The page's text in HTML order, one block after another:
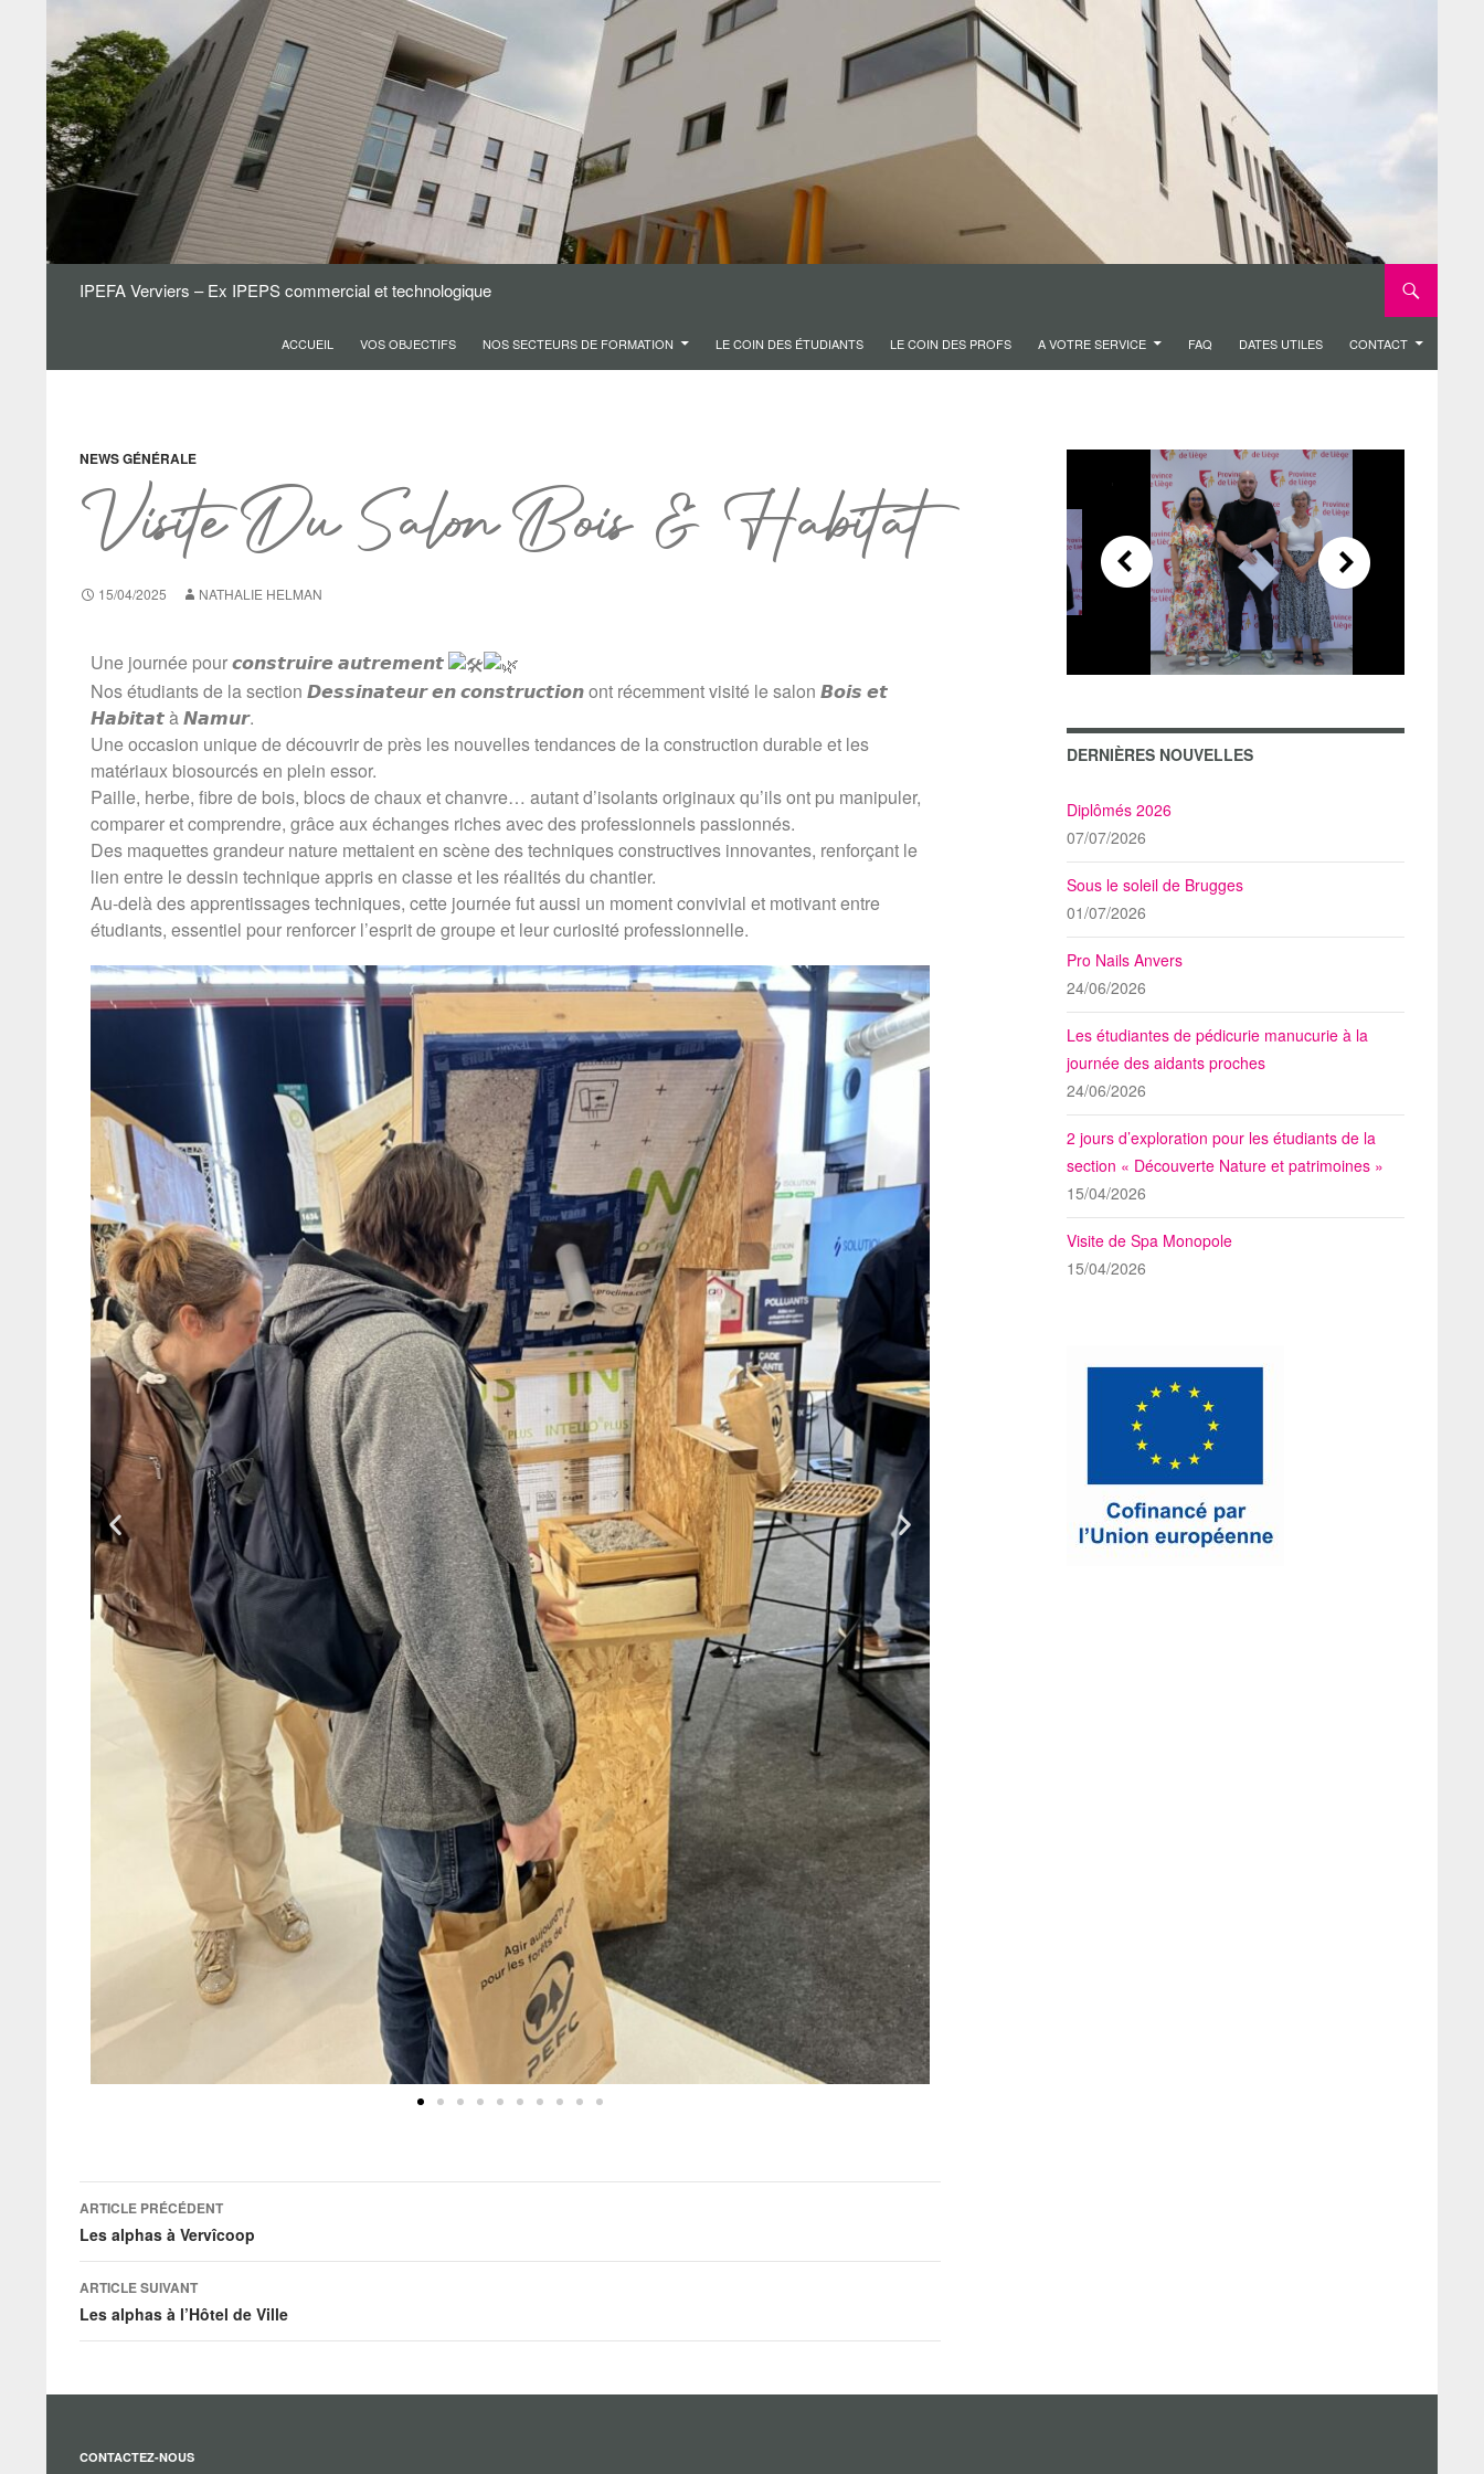
IPEFA Verviers – Ex IPEPS commercial et technologique
ACCUEIL VOS OBJECTIFS NOS SECTEURS DE FORMATION LE COIN DES ÉTUDIANTS LE COIN DES PROFS A VOTRE SERVICE FAQ DATES UTILES CONTACT
NEWS GÉNÉRALE
Visite Du Salon Bois & Habitat
15/04/2025 NATHALIE HELMAN
Une journée pour 𝙘𝙤𝙣𝙨𝙩𝙧𝙪𝙞𝙧𝙚 𝙖𝙪𝙩𝙧𝙚𝙢𝙚𝙣𝙩
Nos étudiants de la section 𝘿𝙚𝙨𝙨𝙞𝙣𝙖𝙩𝙚𝙪𝙧 𝙚𝙣 𝙘𝙤𝙣𝙨𝙩𝙧𝙪𝙘𝙩𝙞𝙤𝙣 ont récemment visité le salon 𝘽𝙤𝙞𝙨 𝙚𝙩
𝙃𝙖𝙗𝙞𝙩𝙖𝙩 à 𝙉𝙖𝙢𝙪𝙧.
Une occasion unique de découvrir de près les nouvelles tendances de la construction durable et les
matériaux biosourcés en plein essor.
Paille, herbe, fibre de bois, blocs de chaux et chanvre… autant d’isolants originaux qu’ils ont pu manipuler,
comparer et comprendre, grâce aux échanges riches avec des professionnels passionnés.
Des maquettes grandeur nature mettaient en scène des techniques constructives innovantes, renforçant le
lien entre le dessin technique appris en classe et les réalités du chantier.
Au-delà des apprentissages techniques, cette journée fut aussi un moment convivial et motivant entre
étudiants, essentiel pour renforcer l’esprit de groupe et leur curiosité professionnelle.
ARTICLE PRÉCÉDENT
Les alphas à Vervîcoop
ARTICLE SUIVANT
Les alphas à l’Hôtel de Ville
DERNIÈRES NOUVELLES
Diplômés 2026
07/07/2026
Sous le soleil de Brugges
01/07/2026
Pro Nails Anvers
24/06/2026
Les étudiantes de pédicurie manucurie à la
journée des aidants proches
24/06/2026
2 jours d’exploration pour les étudiants de la
section « Découverte Nature et patrimoines »
15/04/2026
Visite de Spa Monopole
15/04/2026
CONTACTEZ-NOUS